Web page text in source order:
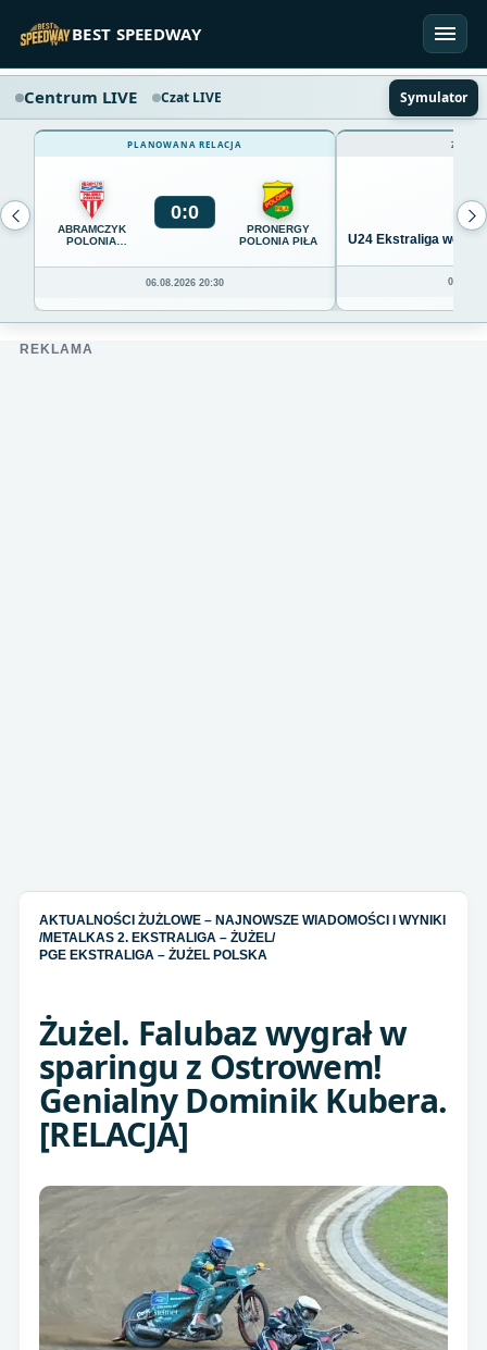
BEST SPEEDWAY
Centrum LIVE Czat LIVE Symulator
PLANOWANA RELACJA
ABRAMCZYK
POLONIA
0:0
PRONERGY
POLONIA PIŁA
06.08.2026 20:30
U24 Ekstraliga we
REKLAMA
AKTUALNOŚCI ŻUŻLOWE – NAJNOWSZE WIADOMOŚCI I WYNIKI
/METALKAS 2. EKSTRALIGA – ŻUŻEL/
PGE EKSTRALIGA – ŻUŻEL POLSKA
Żużel. Falubaz wygrał w
sparingu z Ostrowem!
Genialny Dominik Kubera.
[RELACJA]